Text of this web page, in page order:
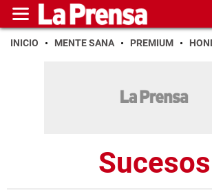
INICIO MENTE SANA PREMIUM
Sucesos